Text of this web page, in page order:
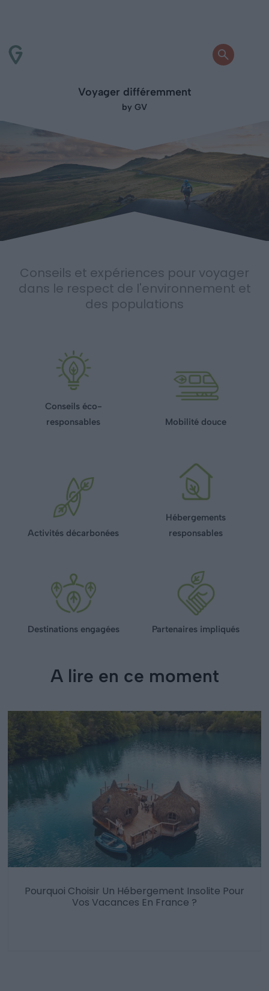
Voyager différemment
by GV
Conseils et expériences pour voyager
dans le respect de l'environnement et
des populations
Conseils éco-
responsables
Mobilité douce
Activités décarbonées
Hébergements
responsables
Destinations engagées Partenaires impliqués
A lire en ce moment
Pourquoi Choisir Un Hébergement Insolite Pour
Vos Vacances En France ?